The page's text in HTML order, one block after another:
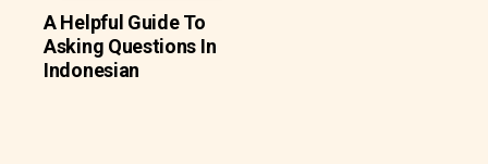
A Helpful Guide To
Asking Questions In
Indonesian